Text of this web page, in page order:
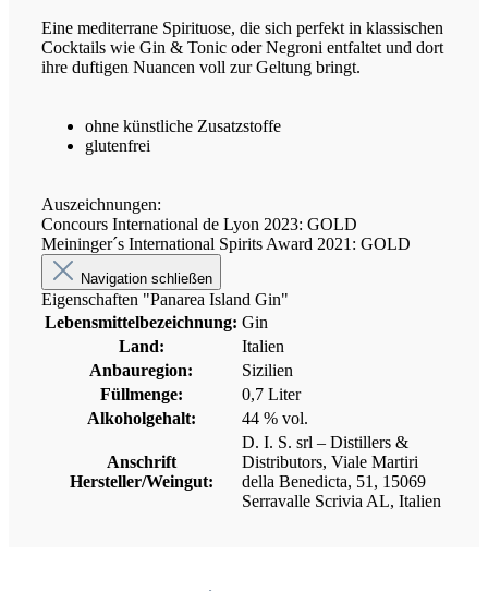
Eine mediterrane Spirituose, die sich perfekt in klassischen
Cocktails wie Gin & Tonic oder Negroni entfaltet und dort
ihre duftigen Nuancen voll zur Geltung bringt.
ohne künstliche Zusatzstoffe
glutenfrei
Auszeichnungen:
Concours International de Lyon 2023: GOLD
Meininger´s International Spirits Award 2021: GOLD
Navigation schließen
Eigenschaften "Panarea Island Gin"
Lebensmittelbezeichnung: Gin
Land:
Italien
Anbauregion:
Sizilien
Füllmenge:
0,7 Liter
Alkoholgehalt:
44 % vol.
Anschrift
Hersteller/Weingut:
D. I. S. srl – Distillers &
Distributors, Viale Martiri
della Benedicta, 51, 15069
Serravalle Scrivia AL, Italien